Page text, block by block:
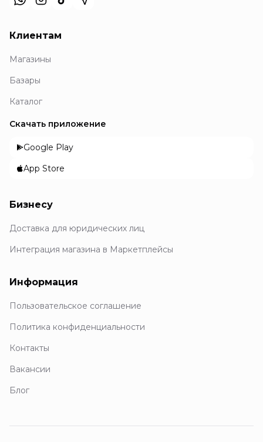
Клиентам
Магазины
Базары
Каталог
Скачать приложение
Google Play
App Store
Бизнесу
Доставка для юридических лиц
Интеграция магазина в Маркетплейсы
Информация
Пользовательское соглашение
Политика конфиденциальности
Контакты
Вакансии
Блог